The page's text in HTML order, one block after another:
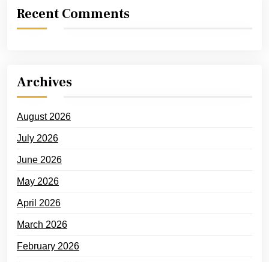
Recent Comments
Archives
August 2026
July 2026
June 2026
May 2026
April 2026
March 2026
February 2026